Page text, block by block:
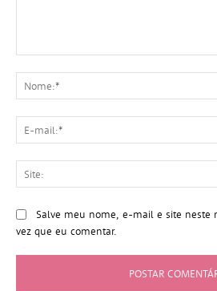
Salve meu nome, e-mail e site neste
vez que eu comentar.